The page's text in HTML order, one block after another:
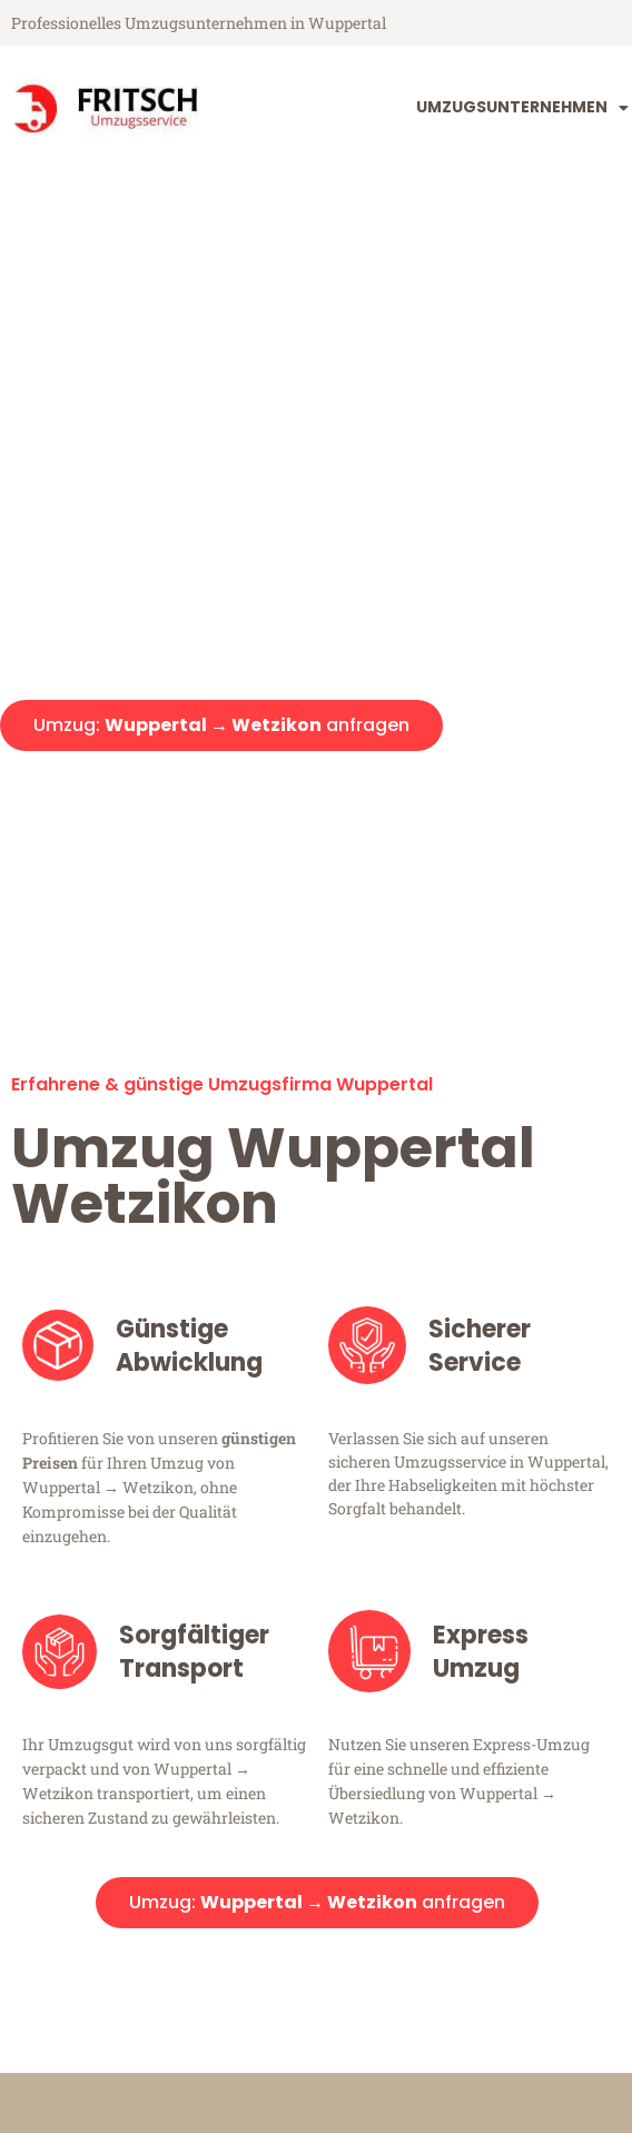
Professionelles Umzugsunternehmen in Wuppertal
UMZUGSUNTERNEHMEN
Umzug: Wuppertal → Wetzikon anfragen
Erfahrene & günstige Umzugsfirma Wuppertal
Umzug Wuppertal
Wetzikon
Günstige
Abwicklung
Profitieren Sie von unserengünstigen
Preisenfür Ihren Umzug von
Wuppertal → Wetzikon, ohne
Kompromisse bei der Qualität
einzugehen.
Sicherer
Service
Verlassen Sie sich auf unseren
sicheren Umzugsservice in Wuppertal,
der Ihre Habseligkeiten mit höchster
Sorgfalt behandelt.
Sorgfältiger
Transport
Ihr Umzugsgut wird von uns sorgfältig
verpackt und von Wuppertal →
Wetzikon transportiert, um einen
sicheren Zustand zu gewährleisten.
Express
Umzug
Nutzen Sie unseren Express-Umzug
für eine schnelle und effiziente
Übersiedlung von Wuppertal →
Wetzikon.
Umzug: Wuppertal → Wetzikon anfragen